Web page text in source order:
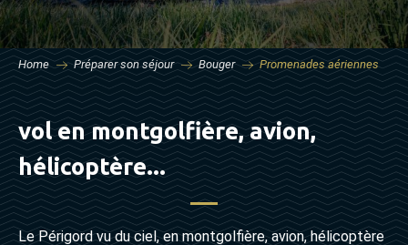
Home Préparer son séjour Bouger Promenades aériennes
vol en montgolfière, avion,
hélicoptère...
Le Périgord vu du ciel, en montgolfière, avion, hélicoptère